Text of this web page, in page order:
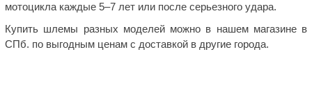
мотоцикла каждые 5–7 лет или после серьезного удара.
Купить шлемы разных моделей можно в нашем магазине в
СПб. по выгодным ценам с доставкой в другие города.